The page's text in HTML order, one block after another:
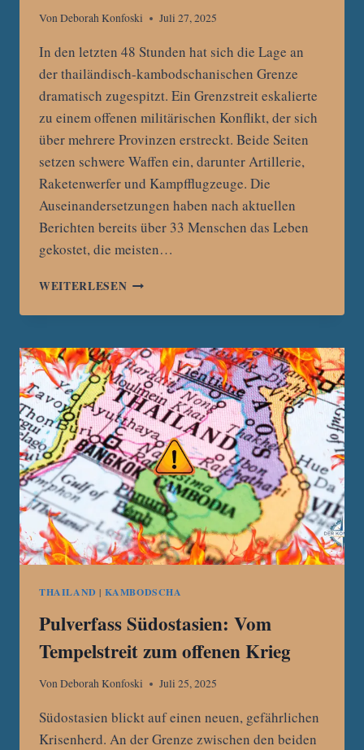
VonDeborah Konfoski Juli 27, 2025
In den letzten 48 Stunden hat sich die Lage an
der thailändisch-kambodschanischen Grenze
dramatisch zugespitzt. Ein Grenzstreit eskalierte
zu einem offenen militärischen Konflikt, der sich
über mehrere Provinzen erstreckt. Beide Seiten
setzen schwere Waffen ein, darunter Artillerie,
Raketenwerfer und Kampfflugzeuge. Die
Auseinandersetzungen haben nach aktuellen
Berichten bereits über 33 Menschen das Leben
gekostet, die meisten…
WEITERLESENKRIEG
DER
ESKALATION
ZWISCHEN
THAILAND
UND
KAMBODSCHA
FORDERT
DUTZENDE
TOTE
THAILAND | KAMBODSCHA
Pulverfass Südostasien: Vom
Tempelstreit zum offenen Krieg
VonDeborah Konfoski Juli 25, 2025
Südostasien blickt auf einen neuen, gefährlichen
Krisenherd. An der Grenze zwischen den beiden